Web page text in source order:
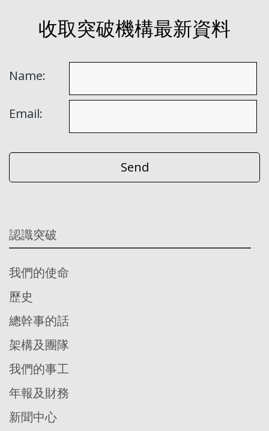
收取突破機構最新資料
Name:
Email:
認識突破
我們的使命
歷史
總幹事的話
架構及團隊
我們的事工
年報及財務
新聞中心